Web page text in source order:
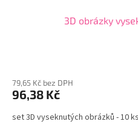
3D obrázky
79,65 Kč bez DPH
96,38 Kč
set 3D vyseknutých obrázků - 10 ks